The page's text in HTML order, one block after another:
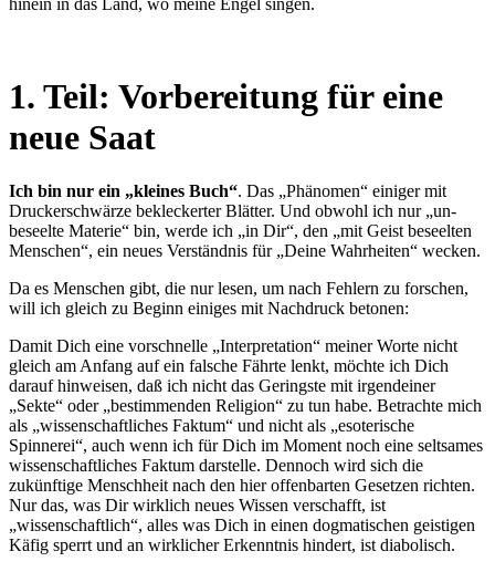
hinein in das Land, wo meine Engel singen.
1. Teil: Vorbereitung für eine
neue Saat
Ich bin nur ein „kleines Buch“. Das „Phänomen“ einiger mit
Druckerschwärze bekleckerter Blätter. Und obwohl ich nur „un­
beseelte Materie“ bin, werde ich „in Dir“, den „mit Geist beseelten
Menschen“, ein neues Verständnis für „Deine Wahrheiten“ wecken.
Da es Menschen gibt, die nur lesen, um nach Fehlern zu forschen,
will ich gleich zu Beginn einiges mit Nachdruck betonen:
Damit Dich eine vorschnelle „Interpretation“ meiner Worte nicht
gleich am Anfang auf ein falsche Fährte lenkt, möchte ich Dich
darauf hinweisen, daß ich nicht das Geringste mit irgendeiner
„Sekte“ oder „bestimmenden Religion“ zu tun habe. Betrachte mich
als „wissenschaftliches Faktum“ und nicht als „esoterische
Spinnerei“, auch wenn ich für Dich im Moment noch eine seltsames
wissenschaftliches Faktum darstelle. Dennoch wird sich die
zukünftige Menschheit nach den hier offenbarten Gesetzen richten.
Nur das, was Dir wirklich neues Wissen verschafft, ist
„wissenschaftlich“, alles was Dich in einen dogmatischen geistigen
Käfig sperrt und an wirklicher Erkenntnis hindert, ist diabolisch.